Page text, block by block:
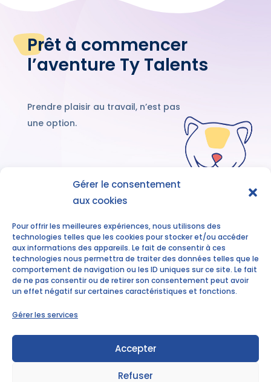
Gérer le consentement
aux cookies
Pour offrir les meilleures expériences, nous utilisons des
technologies telles que les cookies pour stocker et/ou accéder
aux informations des appareils. Le fait de consentir à ces
technologies nous permettra de traiter des données telles que le
comportement de navigation ou les ID uniques sur ce site. Le fait
de ne pas consentir ou de retirer son consentement peut avoir
un effet négatif sur certaines caractéristiques et fonctions.
Gérer les services
Accepter
Refuser
Prêt à commencer
l’aventure Ty Talents
Prendre plaisir au travail, n’est pas
une option.
Découvrez nos
accompagnements
elodie.allain@tytalents.fr
Mentions légales
Politique de confidentialité